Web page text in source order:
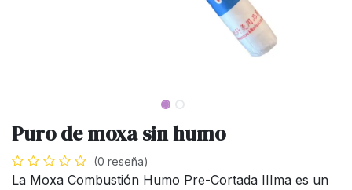
Puro de moxa sin humo
(0 reseña)
La Moxa Combustión Humo Pre-Cortada IIIma es un